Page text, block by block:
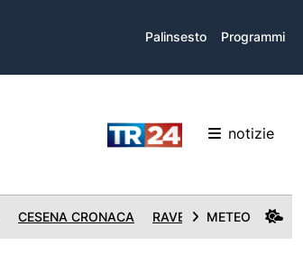
Palinsesto Programmi
notizie
CESENA CRONACA RAVENNA CRONACA
METEO